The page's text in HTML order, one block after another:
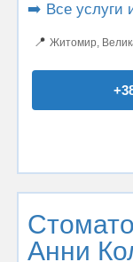
➡️ Все услуги
📍 Житомир,
Анни